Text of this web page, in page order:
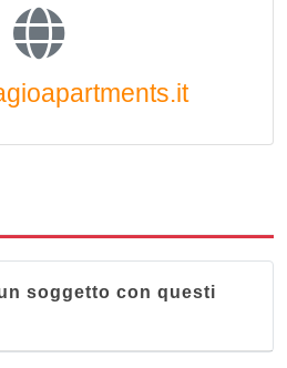
soggetto con questi